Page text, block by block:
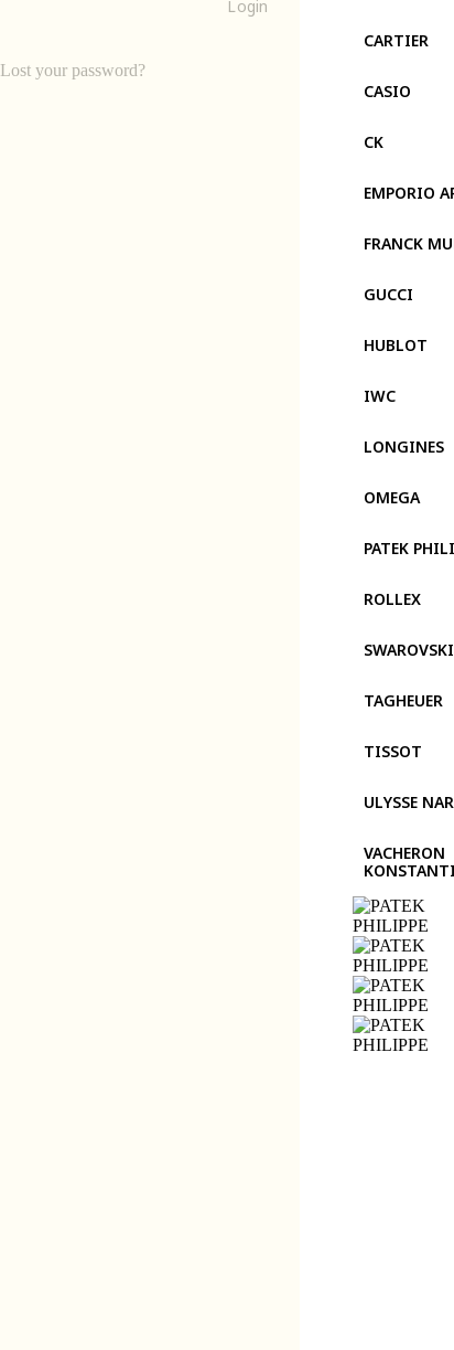
Login
Lost your password?
CARTIER
CASIO
CK
EMPORIO
FRANCK
GUCCI
HUBLOT
IWC
LONGINES
OMEGA
PATEK
ROLLEX
SWAROVSKI
TAGHEUER
TISSOT
ULYSSE
VACHERON